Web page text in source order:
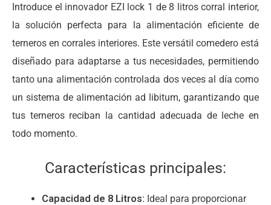
Introduce el innovador EZI lock 1 de 8 litros corral interior,
la solución perfecta para la alimentación eficiente de
terneros en corrales interiores. Este versátil comedero está
diseñado para adaptarse a tus necesidades, permitiendo
tanto una alimentación controlada dos veces al día como
un sistema de alimentación ad libitum, garantizando que
tus terneros reciban la cantidad adecuada de leche en
todo momento.
Características principales:
Capacidad de 8 Litros: Ideal para proporcionar